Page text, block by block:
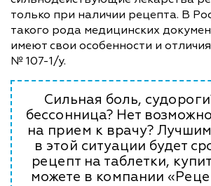
только при наличии рецепта. В
такого рода медицинских
имеют свои особенности и
№ 107-1/у.
Сильная боль,
бессонница? Нет
на прием к врачу?
в этой ситуации будет
рецепт на таблетки,
можете в компании